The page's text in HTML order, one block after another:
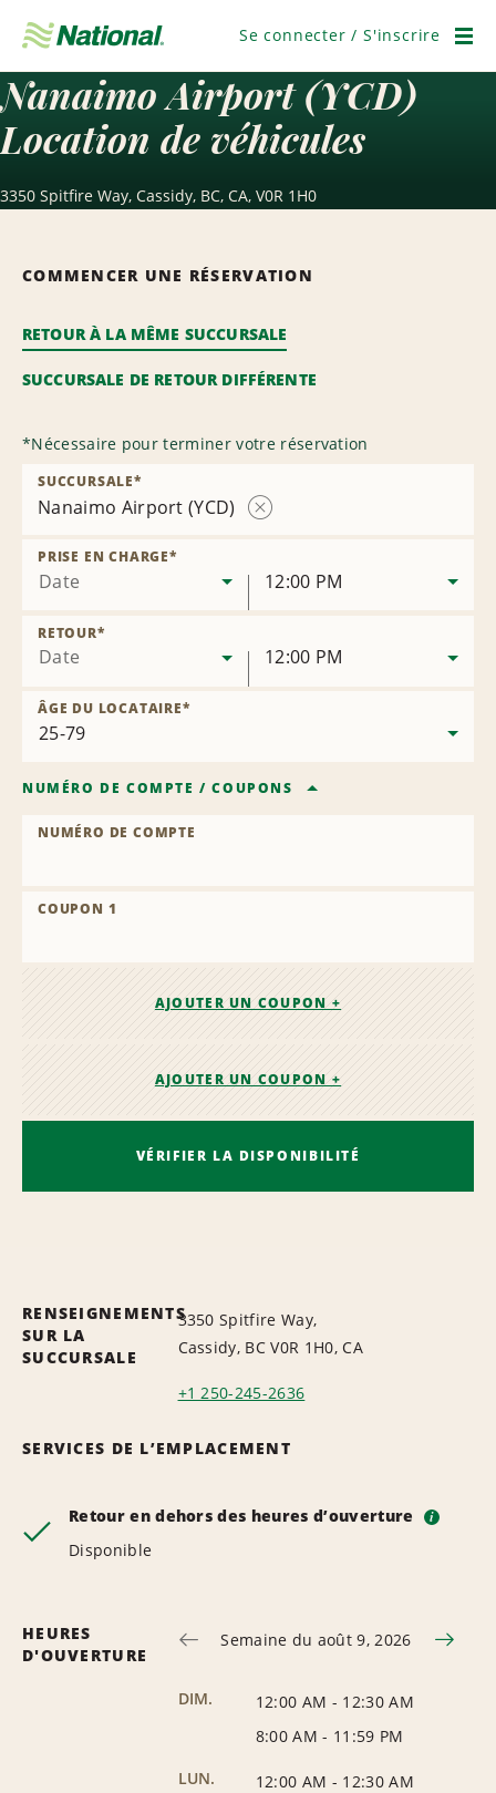
navigation
Se connecter / S'inscrire
Nanaimo Airport (YCD)
Location de véhicules
3350 Spitfire Way, Cassidy, BC, CA, V0R 1H0
COMMENCER UNE RÉSERVATION
RETOUR À LA MÊME SUCCURSALE
SUCCURSALE DE RETOUR DIFFÉRENTE
*Nécessaire pour terminer votre réservation
Nanaimo Airport (YCD)
SUCCURSALE*
Date
PRISE EN CHARGE*
12:00 PM
Date
RETOUR*
12:00 PM
ÂGE DU LOCATAIRE*
NUMÉRO DE COMPTE /COUPONS
NUMÉRO DE COMPTE
COUPON 1
AJOUTER UN COUPON +
AJOUTER UN COUPON +
VÉRIFIER LA DISPONIBILITÉ
RENSEIGNEMENTS
SUR LA
SUCCURSALE
3350 Spitfire Way,
Cassidy, BC V0R 1H0, CA
+1 250-245-2636
SERVICES DE L’EMPLACEMENT
Retour en dehors des heures d’ouverture i
Disponible
HEURES
D'OUVERTURE
Semaine du août 9, 2026
DIM. 12:00 AM - 12:30 AM
8:00 AM - 11:59 PM
LUN.
12:00 AM - 12:30 AM